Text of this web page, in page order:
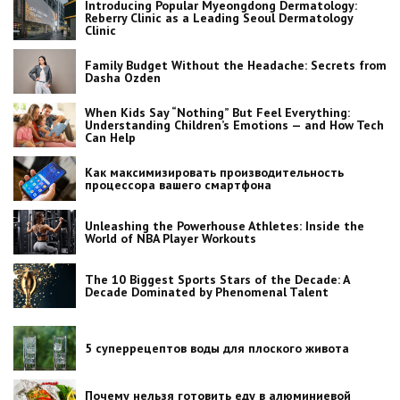
Introducing Popular Myeongdong Dermatology:
Reberry Clinic as a Leading Seoul Dermatology
Clinic
Family Budget Without the Headache: Secrets from
Dasha Ozden
When Kids Say “Nothing” But Feel Everything:
Understanding Children’s Emotions — and How Tech
Can Help
Как максимизировать производительность
процессора вашего смартфона
Unleashing the Powerhouse Athletes: Inside the
World of NBA Player Workouts
The 10 Biggest Sports Stars of the Decade: A
Decade Dominated by Phenomenal Talent
5 суперрецептов воды для плоского живота
Почему нельзя готовить еду в алюминиевой